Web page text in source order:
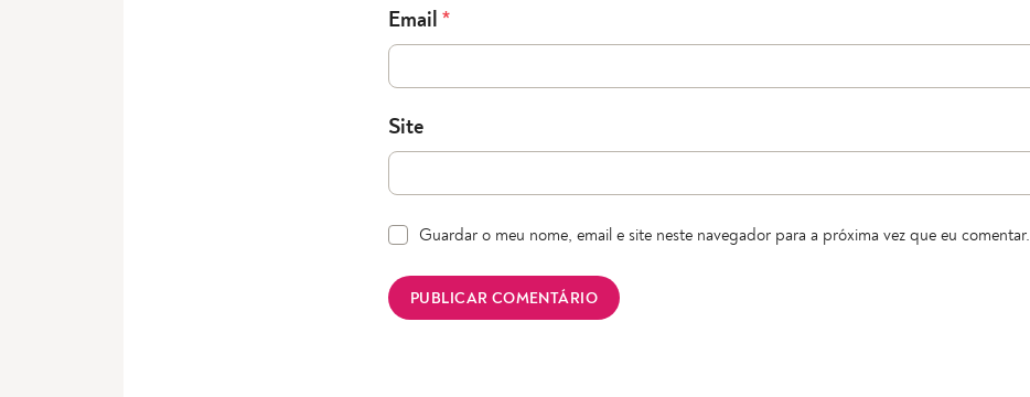
Email *
Site
Guardar o meu nome, email e site neste navegador para a próxima vez que eu comentar.